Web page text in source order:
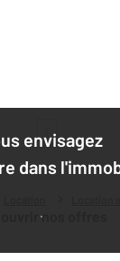
envisagez
dans
nos offres
1